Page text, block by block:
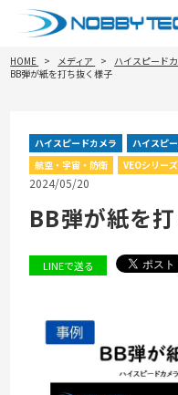
HOME メディア ハイスピード
BB弾が紙を打ち抜く様子
ハイスピードカメラ
ハイスピ
航空・宇宙・防衛
VEOシリーズ
2024/05/20
BB弾が紙を
LINEで送る